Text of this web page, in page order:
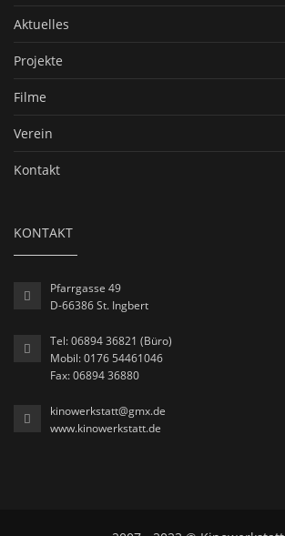
Aktuelles
Projekte
Filme
Verein
Kontakt
KONTAKT
Pfarrgasse 49
D-66386 St. Ingbert
Tel: 06894 36821 (Büro)
Mobil: 0176 54461046
Fax: 06894 36880
kinowerkstatt@gmx.de
www.kinowerkstatt.de